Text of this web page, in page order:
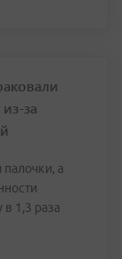
за
а
1,3 раза